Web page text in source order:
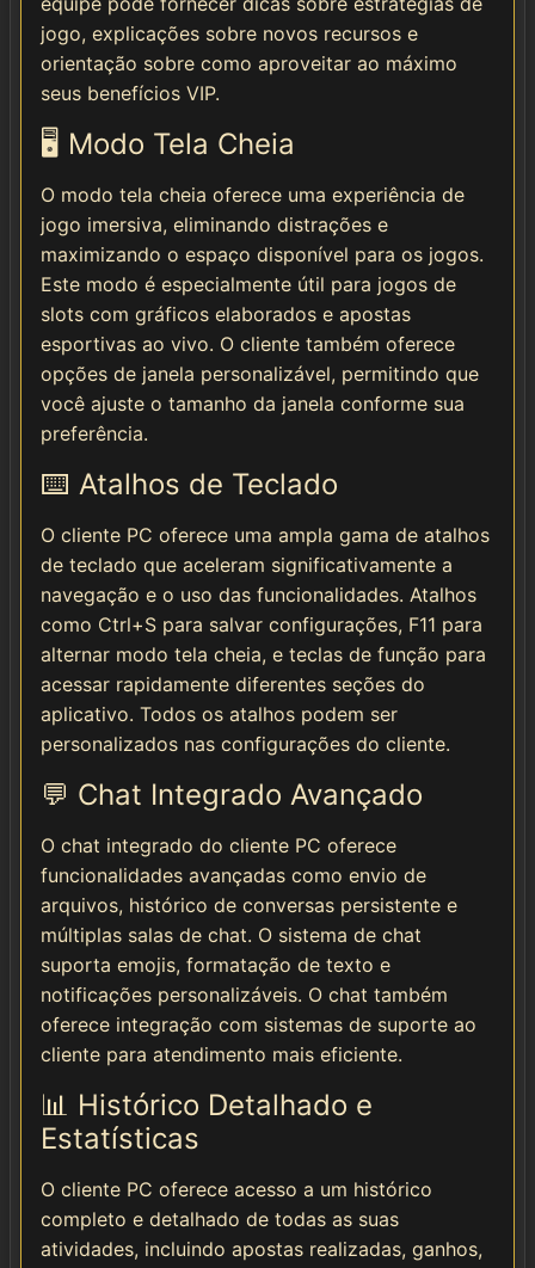
jogo, explicações sobre novos recursos e
orientação sobre como aproveitar ao máximo
seus benefícios VIP.
🖥️ Modo Tela Cheia
O modo tela cheia oferece uma experiência de
jogo imersiva, eliminando distrações e
maximizando o espaço disponível para os jogos.
Este modo é especialmente útil para jogos de
slots com gráficos elaborados e apostas
esportivas ao vivo. O cliente também oferece
opções de janela personalizável, permitindo que
você ajuste o tamanho da janela conforme sua
preferência.
⌨️ Atalhos de Teclado
O cliente PC oferece uma ampla gama de atalhos
de teclado que aceleram significativamente a
navegação e o uso das funcionalidades. Atalhos
como Ctrl+S para salvar configurações, F11 para
alternar modo tela cheia, e teclas de função para
acessar rapidamente diferentes seções do
aplicativo. Todos os atalhos podem ser
personalizados nas configurações do cliente.
💬 Chat Integrado Avançado
O chat integrado do cliente PC oferece
funcionalidades avançadas como envio de
arquivos, histórico de conversas persistente e
múltiplas salas de chat. O sistema de chat
suporta emojis, formatação de texto e
notificações personalizáveis. O chat também
oferece integração com sistemas de suporte ao
cliente para atendimento mais eficiente.
📊 Histórico Detalhado e
Estatísticas
O cliente PC oferece acesso a um histórico
completo e detalhado de todas as suas
atividades, incluindo apostas realizadas, ganhos,